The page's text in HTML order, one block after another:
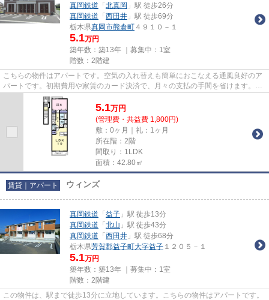
真岡鉄道 「 北真岡 」駅 徒歩26分
真岡鉄道 「 西田井 」駅 徒歩69分
栃木県真岡市熊倉町 ４９１０－１
5.1万円
築年数：築13年 ｜募集中： 1室
階数：2階建
こちらの物件はアパートです。空気の入れ替えも簡単におこなえる通風良好のア
パートです。初期費用や家賃のカード決済で、月々の支払の手間を省けます。
「アルワクトB」の物件情報をお...
5.1万円
(管理費・共益費 1,800円)
敷：0ヶ月｜礼：1ヶ月
所在階：2階
間取り：1LDK
面積：42.80㎡
賃貸｜アパート ウィンズ
真岡鉄道 「 益子 」駅 徒歩13分
真岡鉄道 「 北山 」駅 徒歩43分
真岡鉄道 「 西田井 」駅 徒歩68分
栃木県芳賀郡益子町大字益子 １２０５－１
5.1万円
築年数：築13年 ｜募集中： 1室
階数：2階建
この物件は、駅まで徒歩13分に立地しています。こちらの物件はアパートです。